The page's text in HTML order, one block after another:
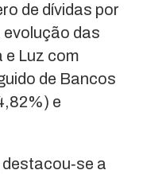
de dívidas por
evolução das
e Luz com
de Bancos
e
a